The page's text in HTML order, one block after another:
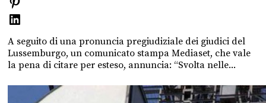
A seguito di una pronuncia pregiudiziale dei giudici del
Lussemburgo, un comunicato stampa Mediaset, che vale
la pena di citare per esteso, annuncia: “Svolta nelle...